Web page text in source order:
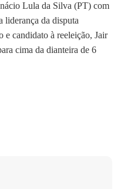
Lula da Silva (PT) com
liderança da disputa
e candidato à reeleição, Jair
cima da dianteira de 6